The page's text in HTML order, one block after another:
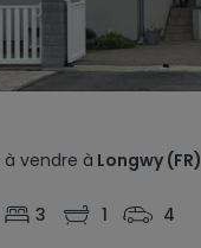
à vendre à Longwy (FR)
3 1 4